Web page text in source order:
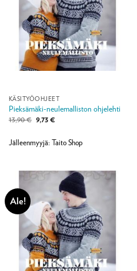
KÄSITYÖOHJEET
Pieksämäki-neulemalliston ohjelehti
13,90€ Alkuperäinen
hinta
13,90 €.
9,73€Nykyinen
9,73 €.
Jälleenmyyjä: Taito Shop
Ale!